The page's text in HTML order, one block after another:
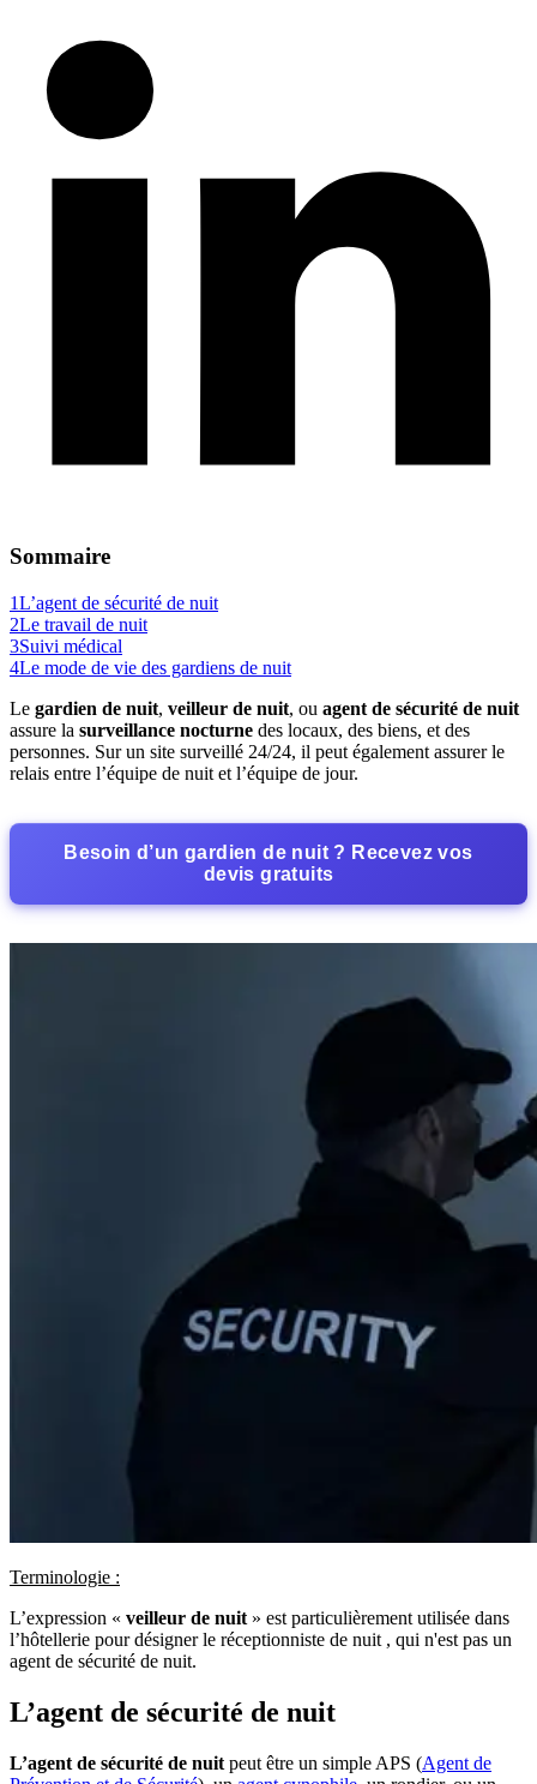
Sommaire
1L’agent de sécurité de nuit
2Le travail de nuit
3Suivi médical
4Le mode de vie des gardiens de nuit
Le gardien de nuit, veilleur de nuit, ou agent de sécurité de nuit
assure la surveillance nocturne des locaux, des biens, et des
personnes. Sur un site surveillé 24/24, il peut également assurer le
relais entre l’équipe de nuit et l’équipe de jour.
Besoin d’un gardien de nuit ? Recevez vos
devis gratuits
Terminologie :
L’expression « veilleur de nuit » est particulièrement utilisée dans
l’hôtellerie pour désigner le réceptionniste de nuit , qui n'est pas un
agent de sécurité de nuit.
L’agent de sécurité de nuit
L’agent de sécurité de nuit peut être un simple APS (Agent de